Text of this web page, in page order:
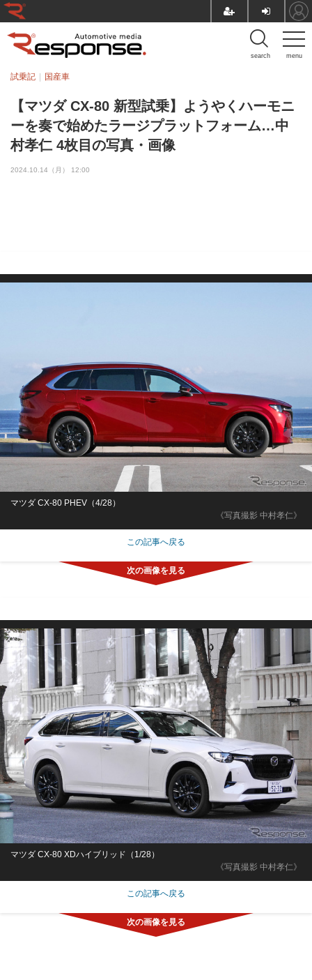
menu
search
【マツダ CX-80 新型試乗】ようやくハーモニ
ーを奏で始めたラージプラットフォーム…中
村孝仁 4枚目の写真・画像
試乗記 国産車
2024.10.14（月） 12:00
《写真撮影 中村孝仁》
マツダ CX-80 PHEV（4/28）
この記事へ戻る
《写真撮影 中村孝仁》
マツダ CX-80 XDハイブリッド（1/28）
この記事へ戻る